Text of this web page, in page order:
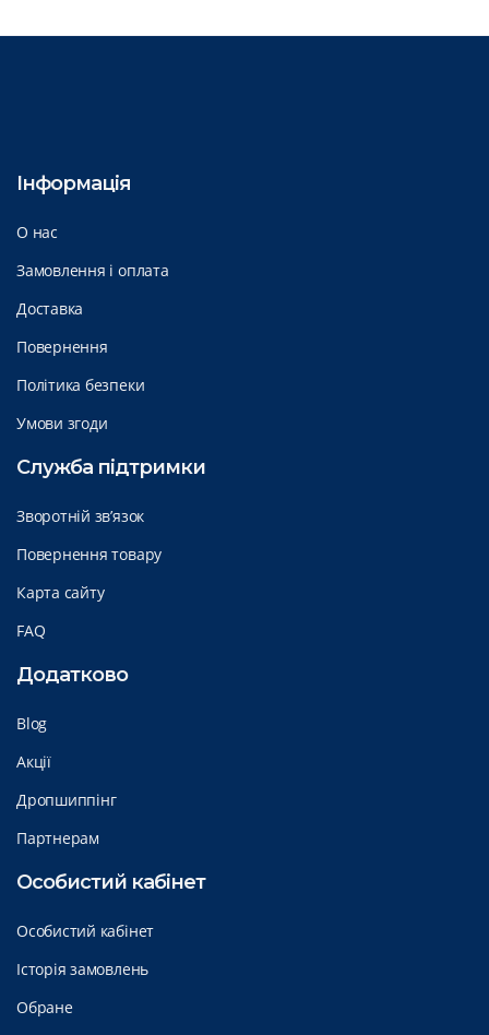
Інформація
О нас
Замовлення і оплата
Доставка
Повернення
Політика безпеки
Умови згоди
Служба підтримки
Зворотній зв’язок
Повернення товару
Карта сайту
FAQ
Додатково
Blog
Акції
Дропшиппінг
Партнерам
Особистий кабінет
Особистий кабінет
Історія замовлень
Обране